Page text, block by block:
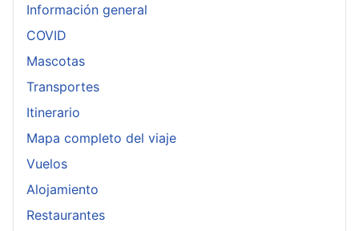
Información general
COVID
Mascotas
Transportes
Itinerario
Mapa completo del viaje
Vuelos
Alojamiento
Restaurantes